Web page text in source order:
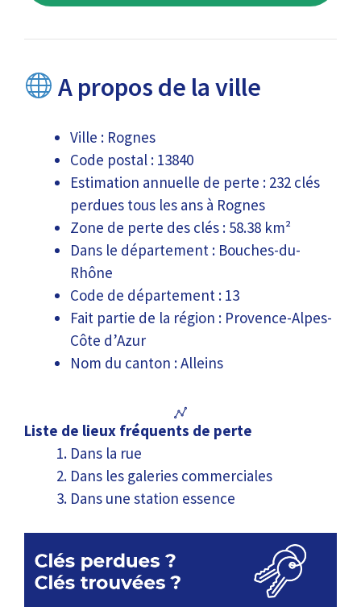
A propos de la ville
Ville : Rognes
Code postal : 13840
Estimation annuelle de perte : 232 clés
perdues tous les ans à Rognes
Zone de perte des clés : 58.38 km²
Dans le département : Bouches-du-
Rhône
Code de département : 13
Fait partie de la région : Provence-Alpes-
Côte d’Azur
Nom du canton : Alleins
Liste de lieux fréquents de perte
Dans la rue
Dans les galeries commerciales
Dans une station essence